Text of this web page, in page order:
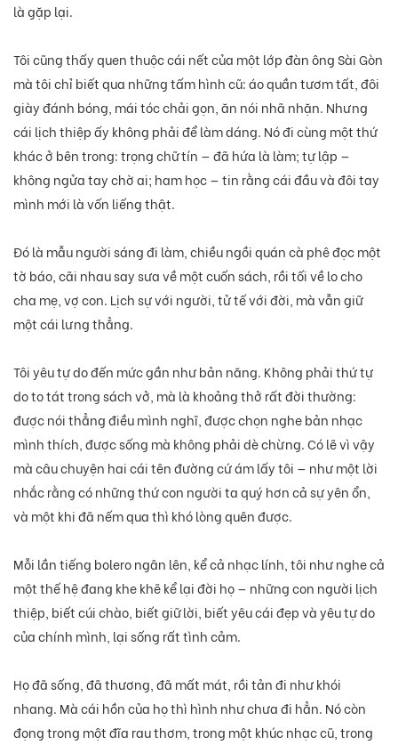
là gặp lại.
Tôi cũng thấy quen thuộc cái nết của một lớp đàn ông Sài Gòn
mà tôi chỉ biết qua những tấm hình cũ: áo quần tươm tất, đôi
giày đánh bóng, mái tóc chải gọn, ăn nói nhã nhặn. Nhưng
cái lịch thiệp ấy không phải để làm dáng. Nó đi cùng một thứ
khác ở bên trong: trọng chữ tín — đã hứa là làm; tự lập —
không ngửa tay chờ ai; ham học — tin rằng cái đầu và đôi tay
mình mới là vốn liếng thật.
Đó là mẫu người sáng đi làm, chiều ngồi quán cà phê đọc một
tờ báo, cãi nhau say sưa về một cuốn sách, rồi tối về lo cho
cha mẹ, vợ con. Lịch sự với người, tử tế với đời, mà vẫn giữ
một cái lưng thẳng.
Tôi yêu tự do đến mức gần như bản năng. Không phải thứ tự
do to tát trong sách vở, mà là khoảng thở rất đời thường:
được nói thẳng điều mình nghĩ, được chọn nghe bản nhạc
mình thích, được sống mà không phải dè chừng. Có lẽ vì vậy
mà câu chuyện hai cái tên đường cứ ám lấy tôi — như một lời
nhắc rằng có những thứ con người ta quý hơn cả sự yên ổn,
và một khi đã nếm qua thì khó lòng quên được.
Mỗi lần tiếng bolero ngân lên, kể cả nhạc lính, tôi như nghe cả
một thế hệ đang khe khẽ kể lại đời họ — những con người lịch
thiệp, biết cúi chào, biết giữ lời, biết yêu cái đẹp và yêu tự do
của chính mình, lại sống rất tình cảm.
Họ đã sống, đã thương, đã mất mát, rồi tản đi như khói
nhang. Mà cái hồn của họ thì hình như chưa đi hẳn. Nó còn
đọng trong một đĩa rau thơm, trong một khúc nhạc cũ, trong